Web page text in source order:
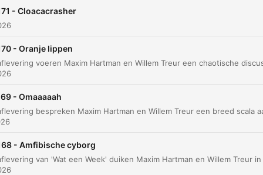
- Cloacacrasher
- Oranje lippen
- Omaaaaah
- Amfibische cyborg